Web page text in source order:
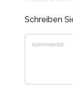
Schreiben